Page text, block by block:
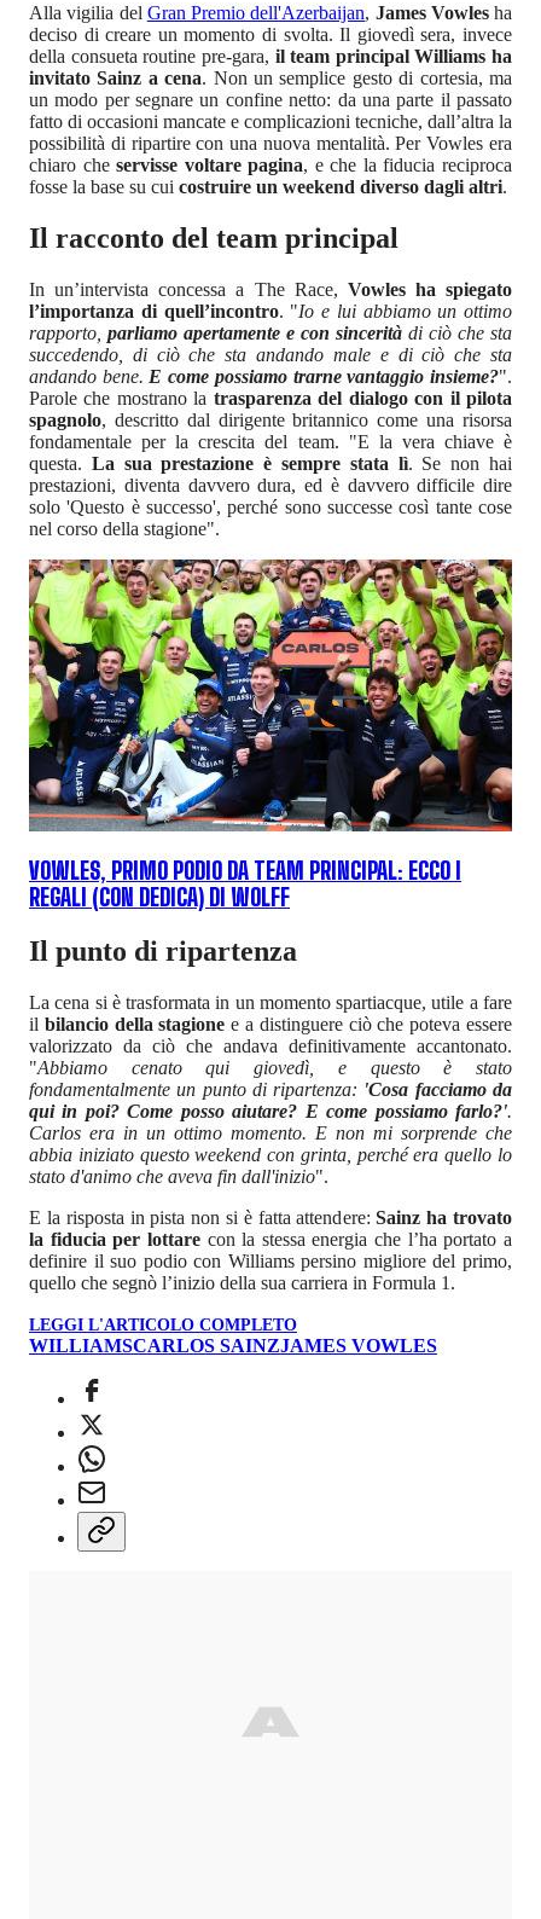
Alla vigilia del Gran Premio dell'Azerbaijan, James Vowlesha
deciso di creare un momento di svolta. Il giovedì sera, invece
della consueta routine pre-gara, il team principal Williams ha
invitato Sainz a cena. Non un semplice gesto di cortesia, ma
un modo per segnare un confine netto: da una parte il passato
fatto di occasioni mancate e complicazioni tecniche, dall’altra la
possibilità di ripartire con una nuova mentalità. Per Vowles era
chiaro cheservisse voltare pagina, e che la fiducia reciproca
fosse la base su cui costruire un weekend diverso dagli altri.
Il racconto del team principal
In un’intervista concessa a The Race, Vowles ha spiegato
l’importanza di quell’incontro. "Io e lui abbiamo un ottimo
rapporto, parliamo apertamente e con sincerità di ciò che sta
succedendo, di ciò che sta andando male e di ciò che sta
andando bene. E come possiamo trarne vantaggio insieme?".
Parole che mostrano la trasparenza del dialogo con il pilota
spagnolo, descritto dal dirigente britannico come una risorsa
fondamentale per la crescita del team. "E la vera chiave è
questa. La sua prestazione è sempre stata lì. Se non hai
prestazioni, diventa davvero dura, ed è davvero difficile dire
solo 'Questo è successo', perché sono successe così tante cose
nel corso della stagione".
VOWLES, PRIMO PODIO DA TEAM PRINCIPAL: ECCO I
REGALI (CON DEDICA) DI WOLFF
Il punto di ripartenza
La cena si è trasformata in un momento spartiacque, utile a fare
il bilancio della stagione e a distinguere ciò che poteva essere
valorizzato da ciò che andava definitivamente accantonato.
"Abbiamo cenato qui giovedì, e questo è stato
fondamentalmente un punto di ripartenza: 'Cosa facciamo da
qui in poi? Come posso aiutare? E come possiamo farlo?'.
Carlos era in un ottimo momento. E non mi sorprende che
abbia iniziato questo weekend con grinta, perché era quello lo
stato d'animo che aveva fin dall'inizio".
E la risposta in pista non si è fatta attendere:Sainz ha trovato
la fiducia per lottare con la stessa energia che l’ha portato a
definire il suo podio con Williams persino migliore del primo,
quello che segnò l’inizio della sua carriera in Formula 1.
LEGGI L'ARTICOLO COMPLETO
WILLIAMSCARLOS SAINZJAMES VOWLES